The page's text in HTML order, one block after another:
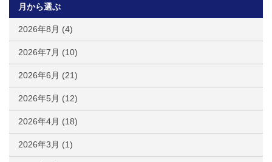
月から選ぶ
2026年8月 (4)
2026年7月 (10)
2026年6月 (21)
2026年5月 (12)
2026年4月 (18)
2026年3月 (1)